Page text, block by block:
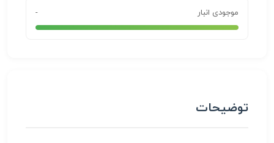
موجودی انبار -
توضیحات